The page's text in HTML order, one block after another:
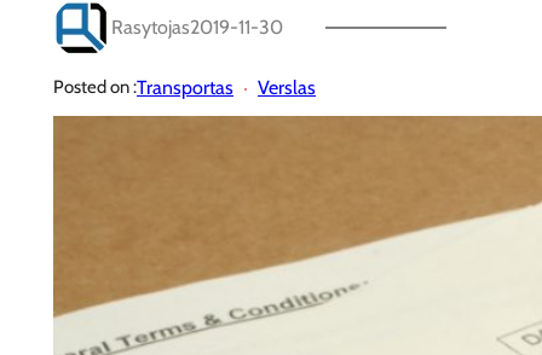
Rasytojas2019-11-30
Posted on :Transportas Verslas